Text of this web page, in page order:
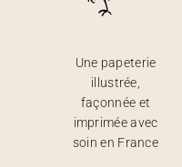
Une papeterie
illustrée,
façonnée et
imprimée avec
soin en France